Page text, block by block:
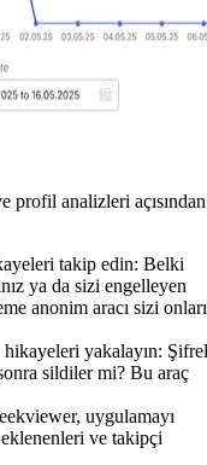
profil analizleri açısından
takip edin: Belki
ya da sizi engelleyen
anonim aracı sizi
yakalayın:
sildiler mi? Bu araç
uygulamayı
eklenenleri ve takipçi